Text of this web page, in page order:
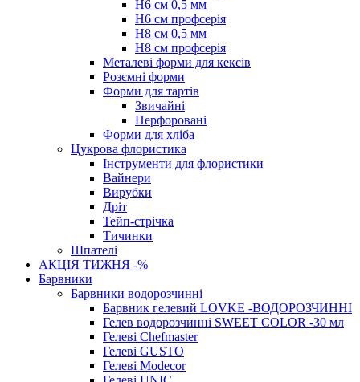
Н6 см 0,5 мм
Н6 см профсерія
Н8 см 0,5 мм
Н8 см профсерія
Металеві форми для кексів
Розємні форми
Форми для тартів
Звичайні
Перфоровані
Форми для хліба
Цукрова флористика
Інструменти для флористики
Вайнери
Вирубки
Дріт
Тейп-стрічка
Тичинки
Шпателі
АКЦІЯ ТИЖНЯ -%
Барвники
Барвники водорозчинні
Барвник гелевий LOVKE -ВОДОРОЗЧИННІ
Гелев водорозчинні SWEET COLOR -30 мл
Гелеві Chefmaster
Гелеві GUSTO
Гелеві Modecor